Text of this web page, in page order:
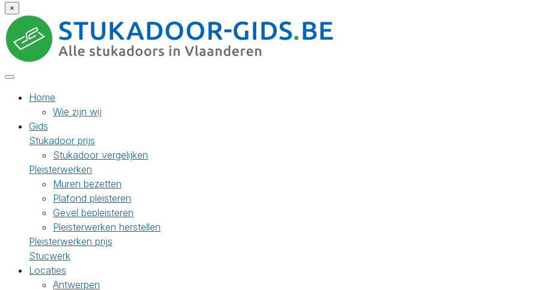
×
Home
Wie zijn wij
Gids
Stukadoor prijs
Stukadoor vergelijken
Pleisterwerken
Muren bezetten
Plafond pleisteren
Gevel bepleisteren
Pleisterwerken herstellen
Pleisterwerken prijs
Stucwerk
Locaties
Antwerpen